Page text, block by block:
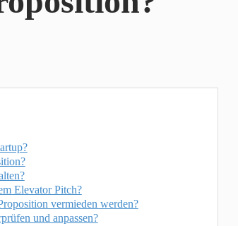
Elevator Pitch?
vermieden werden?
und anpassen?